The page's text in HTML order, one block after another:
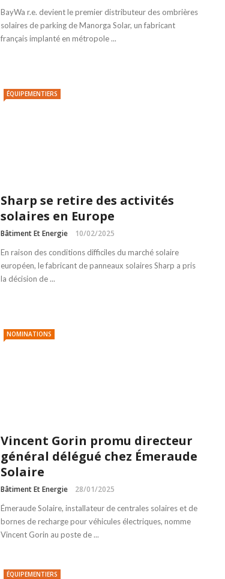
BayWa r.e. devient le premier distributeur des ombrières
solaires de parking de Manorga Solar, un fabricant
français implanté en métropole ...
ÉQUIPEMENTIERS
Sharp se retire des activités
solaires en Europe
Bâtiment Et Energie 10/02/2025
En raison des conditions difficiles du marché solaire
européen, le fabricant de panneaux solaires Sharp a pris
la décision de ...
NOMINATIONS
Vincent Gorin promu directeur
général délégué chez Émeraude
Solaire
Bâtiment Et Energie 28/01/2025
Émeraude Solaire, installateur de centrales solaires et de
bornes de recharge pour véhicules électriques, nomme
Vincent Gorin au poste de ...
ÉQUIPEMENTIERS